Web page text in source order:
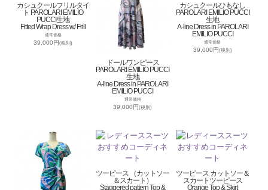
カシュクールフリルタイ
ト PAROLARI EMILIO
PUCCI生地
Fitted Wrap Dress w/ Frill
通常価格
39,000円(税別)
ドールワンピース
PAROLARI EMILIO PUCCI
生地
A-line Dress in PAROLARI
EMILIO PUCCI
通常価格
39,000円(税別)
カシュクールひもなし
PAROLARI EMILIO PUCCI
生地
A-line Dress in PAROLARI
EMILIO PUCCI
通常価格
39,000円(税別)
ツーピース （カットソー
＆スカート）
Staggered pattern Top &
ツーピース カットソー＆
スカートツーピース
Orange Top & Skirt